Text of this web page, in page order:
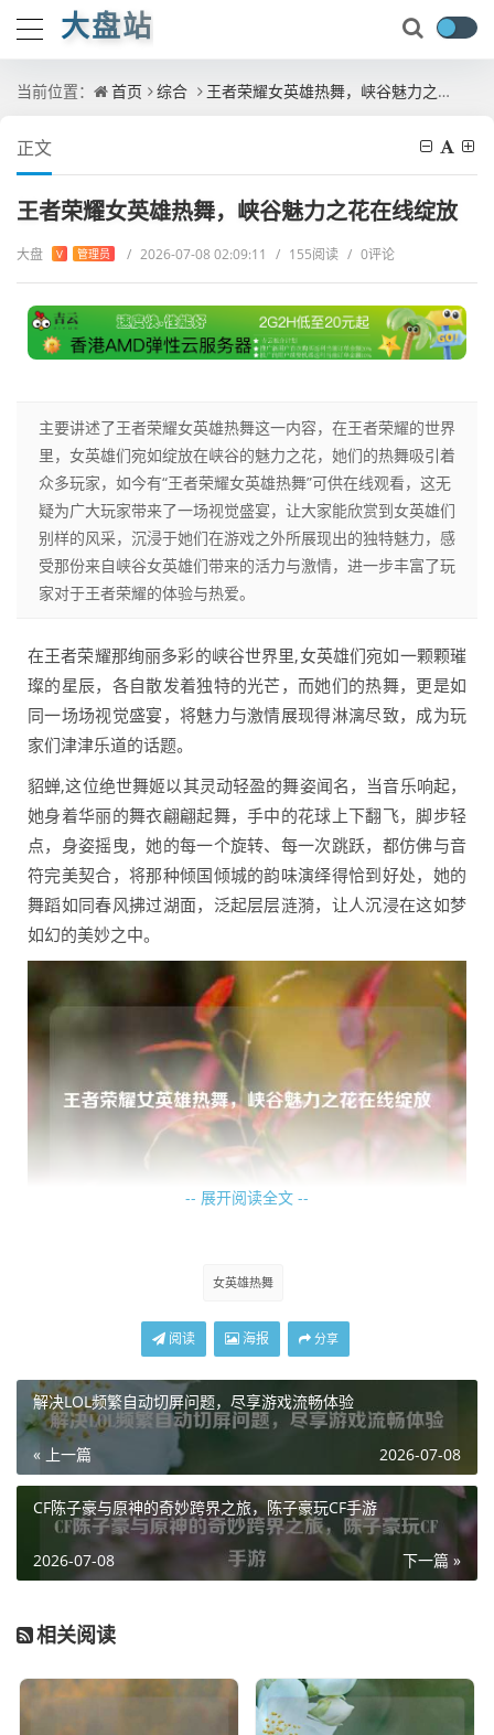
大盘站
当前位置： 首页 综合 王者荣耀女英雄热舞，峡谷魅力之花在线绽放
正文
王者荣耀女英雄热舞，峡谷魅力之花在线绽放
大盘 V 管理员 / 2026-07-08 02:09:11 / 155阅读 / 0评论
主要讲述了王者荣耀女英雄热舞这一内容，在王者荣耀的世界
里，女英雄们宛如绽放在峡谷的魅力之花，她们的热舞吸引着
众多玩家，如今有“王者荣耀女英雄热舞”可供在线观看，这无
疑为广大玩家带来了一场视觉盛宴，让大家能欣赏到女英雄们
别样的风采，沉浸于她们在游戏之外所展现出的独特魅力，感
受那份来自峡谷女英雄们带来的活力与激情，进一步丰富了玩
家对于王者荣耀的体验与热爱。
在王者荣耀那绚丽多彩的峡谷世界里,女英雄们宛如一颗颗璀
璨的星辰，各自散发着独特的光芒，而她们的热舞，更是如
同一场场视觉盛宴，将魅力与激情展现得淋漓尽致，成为玩
家们津津乐道的话题。
貂蝉,这位绝世舞姬以其灵动轻盈的舞姿闻名，当音乐响起，
她身着华丽的舞衣翩翩起舞，手中的花球上下翻飞，脚步轻
点，身姿摇曳，她的每一个旋转、每一次跳跃，都仿佛与音
符完美契合，将那种倾国倾城的韵味演绎得恰到好处，她的
舞蹈如同春风拂过湖面，泛起层层涟漪，让人沉浸在这如梦
如幻的美妙之中。
不知火舞则带着别样的热情与火辣,她的热舞充满了力量感，
踢腿，时而高高跃起，手中的扇子开合之间仿佛蕴含着无尽
同燃烧的火焰，瞬间点燃整个峡谷，让人感受到她那炽热的
魅力。
公孙离也是热舞的佼佼者,她手持双剑，舞姿优雅而洒脱，轻
盈的步伐在地面上踏出美妙的节奏，双剑在她手中如同灵动
的音符，随着她的舞动奏响一曲华丽乐章，她时而旋转跳
跃，如同花丛中穿梭的蝴蝶；时而静立凝眸，宛如一幅绝美
的画卷，她的热舞将那种优雅与灵动完美融合，让人不禁为
更是她们个性与魅力的生动诠释，她们在峡谷中用热舞诉说
着自己的故事，展现着独特的风采，成为了玩家们心中难以
-- 展开阅读全文 --
女英雄热舞
阅读 海报 分享
解决LOL频繁自动切屏问题，尽享游戏流畅体验
« 上一篇 2026-07-08
CF陈子豪与原神的奇妙跨界之旅，陈子豪玩CF手游
下一篇 »
2026-07-08
相关阅读